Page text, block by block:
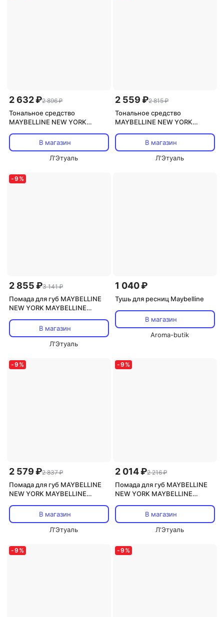
2 632 ₽2 896 ₽
Тональное средство
MAYBELLINE NEW YORK
тональный крем Dream Velvet
Soft-Matte Hydrating
В магазин
Л'Этуаль
2 559 ₽2 815 ₽
Тональное средство
MAYBELLINE NEW YORK
тональный крем Fit Me Matte &
Poreless
В магазин
Л'Этуаль
-9 %
2 855 ₽3 141 ₽
Помада для губ MAYBELLINE
NEW YORK MAYBELLINE
Stay Vinyl Ink Liquid
В магазин
Л'Этуаль
1 040 ₽
Тушь для ресниц Maybelline
В магазин
Aroma-butik
-9 %
2 579 ₽2 837 ₽
Помада для губ MAYBELLINE
NEW YORK MAYBELLINE
SuperStay Matte Ink Liquid
В магазин
Л'Этуаль
-9 %
2 014 ₽2 216 ₽
Помада для губ MAYBELLINE
NEW YORK MAYBELLINE
SuperStay Matte Ink Liquid
В магазин
Л'Этуаль
-9 % -9 %